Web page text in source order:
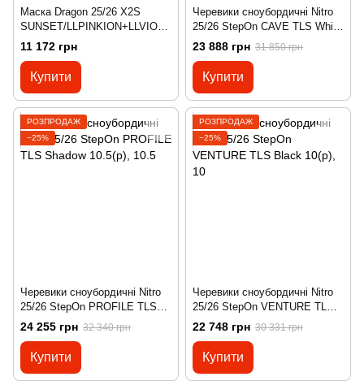
Маска Dragon 25/26 X2S
SUNSET/LLPINKION+LLVIOLE
T
11 172 грн
Купити
Черевики сноубордичні Nitro
25/26 StepOn CAVE TLS White
6.5(р), 6.5
23 888 грн 31 850 грн
Купити
РОЗПРОДАЖ
−25%
Черевики сноубордичні Nitro
25/26 StepOn PROFILE TLS
Shadow 10.5(р), 10.5
24 255 грн 32 340 грн
Купити
РОЗПРОДАЖ
−25%
Черевики сноубордичні Nitro
25/26 StepOn VENTURE TLS
Black 10(р), 10
22 748 грн 30 331 грн
Купити